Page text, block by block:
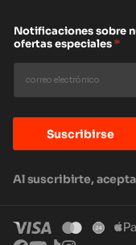
Notificaciones sobre
ofertas especiales*
Suscribirse
Al suscribirte,